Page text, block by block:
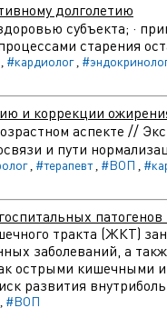
долголетию
субъекта; ·
старения
#кардиолог,
и коррекции
аспекте //
и пути
, #терапевт, #ВОП ,
тракта (ЖКТ)
заболеваний, а
острыми кишечными
развития
#ВОП